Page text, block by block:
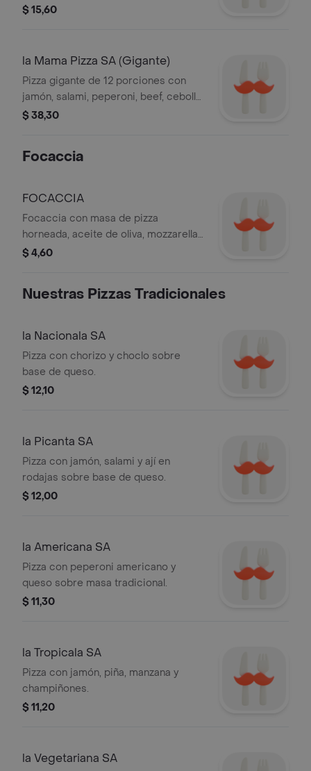
pepperoni, mozzarella, aceitunas y
$ 15,60
la Mama Pizza SA (Gigante)
Pizza gigante de 12 porciones con
jamón, salami, peperoni, beef, cebolla,
champiñones, pimientos verdes y
$ 38,30
Focaccia
FOCACCIA
Focaccia con masa de pizza
horneada, aceite de oliva, mozzarella y
dos ingredientes a elección.
$ 4,60
Nuestras Pizzas Tradicionales
la Nacionala SA
Pizza con chorizo y choclo sobre
base de queso.
$ 12,10
la Picanta SA
Pizza con jamón, salami y ají en
rodajas sobre base de queso.
$ 12,00
la Americana SA
Pizza con peperoni americano y
queso sobre masa tradicional.
$ 11,30
la Tropicala SA
Pizza con jamón, piña, manzana y
champiñones.
$ 11,20
la Vegetariana SA